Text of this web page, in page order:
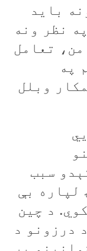
بايد
نظر ونه
تعامل
په
وبلل
سبب
لپاره بې
د چين
درزونو د
پر